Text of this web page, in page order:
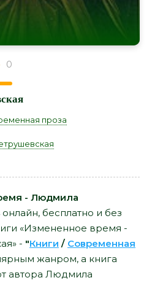
0
проза
- Людмила
онлайн, бесплатно и без
«Измененное время -
- "Книги / Современная
жанром, а книга
автора Людмила